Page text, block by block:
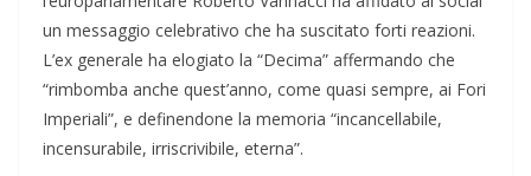
un messaggio celebrativo che ha suscitato forti reazioni.
L’ex generale ha elogiato la “Decima” affermando che
“rimbomba anche quest’anno, come quasi sempre, ai Fori
Imperiali”, e definendone la memoria “incancellabile,
incensurabile, irriscrivibile, eterna”.